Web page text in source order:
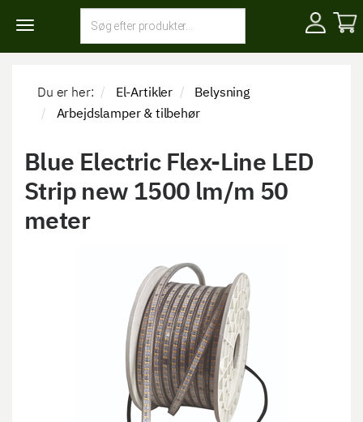
Toggle
navigation
Du er her: El-Artikler
Belysning
Arbejdslamper & tilbehør
Blue Electric Flex-Line LED
Strip new 1500 lm/m 50
meter